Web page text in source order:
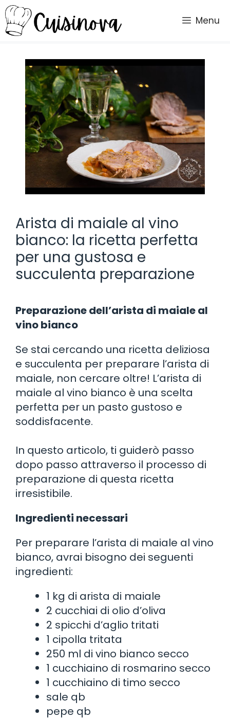
Vai
al
contenuto
Menu
Arista di maiale al vino
bianco: la ricetta perfetta
per una gustosa e
succulenta preparazione
Preparazione dell’arista di maiale al
vino bianco
Se stai cercando una ricetta deliziosa
e succulenta per preparare l’arista di
maiale, non cercare oltre! L’arista di
maiale al vino bianco è una scelta
perfetta per un pasto gustoso e
soddisfacente.
In questo articolo, ti guiderò passo
dopo passo attraverso il processo di
preparazione di questa ricetta
irresistibile.
Ingredienti necessari
Per preparare l’arista di maiale al vino
bianco, avrai bisogno dei seguenti
ingredienti:
1 kg di arista di maiale
2 cucchiai di olio d’oliva
2 spicchi d’aglio tritati
1 cipolla tritata
250 ml di vino bianco secco
1 cucchiaino di rosmarino secco
1 cucchiaino di timo secco
sale qb
pepe qb